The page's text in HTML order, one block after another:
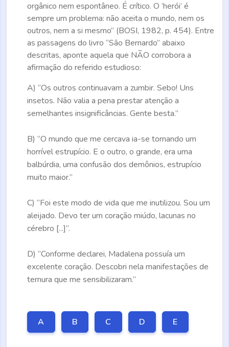
orgânico nem espontâneo. É crítico. O ‘herói’ é
sempre um problema: não aceita o mundo, nem os
outros, nem a si mesmo” (BOSI, 1982, p. 454). Entre
as passagens do livro “São Bernardo” abaixo
descritas, aponte aquela que NÃO corrobora a
afirmação do referido estudioso:
A) “Os outros continuavam a zumbir. Sebo! Uns
insetos. Não valia a pena prestar atenção a
semelhantes insignificâncias. Gente besta.”
B) “O mundo que me cercava ia-se tornando um
horrível estrupício. E o outro, o grande, era uma
balbúrdia, uma confusão dos demônios, estrupício
muito maior.”
C) “Foi este modo de vida que me inutilizou. Sou um
aleijado. Devo ter um coração miúdo, lacunas no
cérebro [...]”.
D) “Conforme declarei, Madalena possuía um
excelente coração. Descobri nela manifestações de
ternura que me sensibilizaram.”
A B C D E